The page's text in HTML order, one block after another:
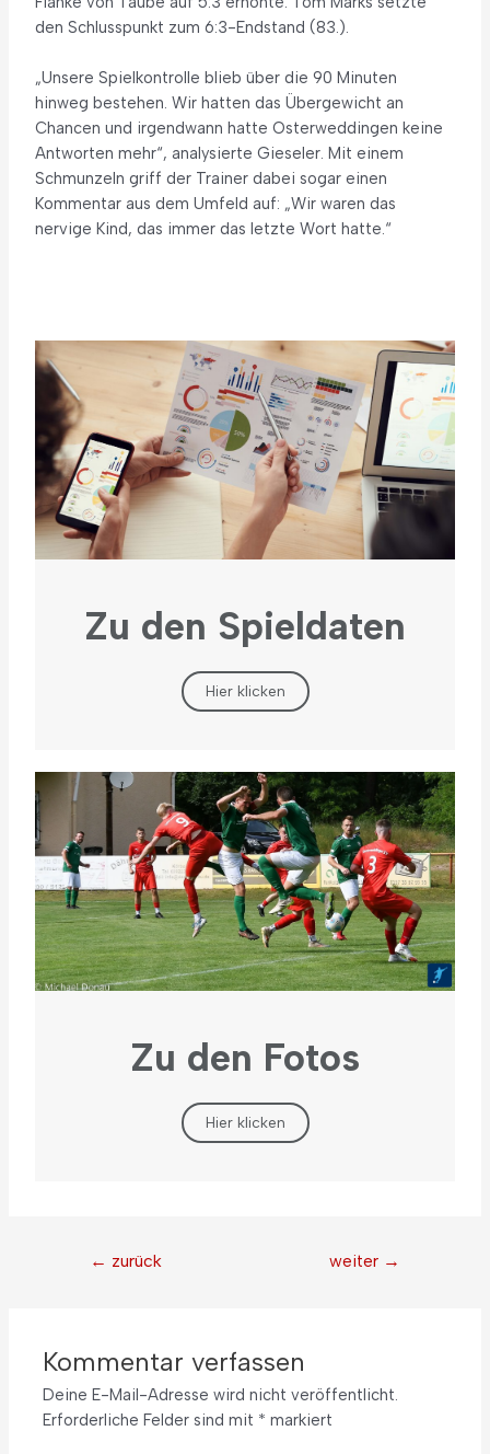
den Schlusspunkt zum 6:3-Endstand (83.).
„Unsere Spielkontrolle blieb über die 90 Minuten
hinweg bestehen. Wir hatten das Übergewicht an
Chancen und irgendwann hatte Osterweddingen keine
Antworten mehr“, analysierte Gieseler. Mit einem
Schmunzeln griff der Trainer dabei sogar einen
Kommentar aus dem Umfeld auf: „Wir waren das
nervige Kind, das immer das letzte Wort hatte.“
Zu den Spieldaten
Hier klicken
Zu den Fotos
Hier klicken
← zurück weiter →
Kommentar verfassen
Deine E-Mail-Adresse wird nicht veröffentlicht.
Erforderliche Felder sind mit * markiert